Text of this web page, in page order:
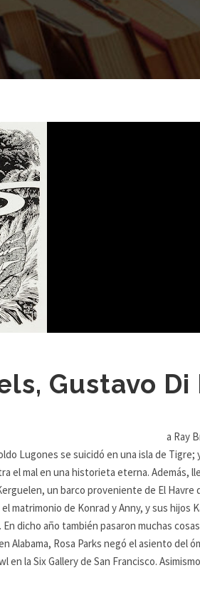
Gustavo Di
En
Lugones se suicidó en una isla de Tigre;
el mal en una historieta eterna. Además,
un barco proveniente de El Havre
matrimonio de Konrad y Anny, y sus hijos
dicho año también pasaron muchas
Alabama, Rosa Parks negó el asiento del
en la Six Gallery de San Francisco.